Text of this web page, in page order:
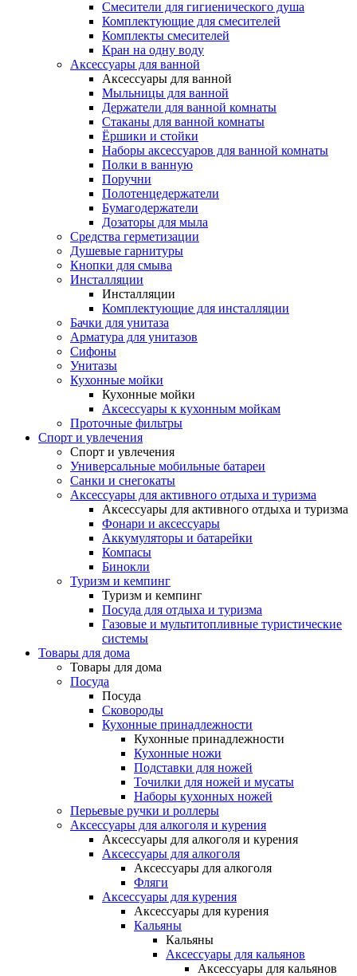
Смесители для гигиенического душа
Комплектующие для смесителей
Комплекты смесителей
Кран на одну воду
Аксессуары для ванной
Аксессуары для ванной
Мыльницы для ванной
Держатели для ванной комнаты
Стаканы для ванной комнаты
Ёршики и стойки
Наборы аксессуаров для ванной комнаты
Полки в ванную
Поручни
Полотенцедержатели
Бумагодержатели
Дозаторы для мыла
Средства герметизации
Душевые гарнитуры
Кнопки для смыва
Инсталляции
Инсталляции
Комплектующие для инсталляции
Бачки для унитаза
Арматура для унитазов
Сифоны
Унитазы
Кухонные мойки
Кухонные мойки
Аксессуары к кухонным мойкам
Проточные фильтры
Спорт и увлечения
Спорт и увлечения
Универсальные мобильные батареи
Санки и снегокаты
Аксессуары для активного отдыха и туризма
Аксессуары для активного отдыха и туризма
Фонари и аксессуары
Аккумуляторы и батарейки
Компасы
Бинокли
Туризм и кемпинг
Туризм и кемпинг
Посуда для отдыха и туризма
Газовые и мультитопливные туристические
системы
Товары для дома
Товары для дома
Посуда
Посуда
Сковороды
Кухонные принадлежности
Кухонные принадлежности
Кухонные ножи
Подставки для ножей
Точилки для ножей и мусаты
Наборы кухонных ножей
Перьевые ручки и роллеры
Аксессуары для алкоголя и курения
Аксессуары для алкоголя и курения
Аксессуары для алкоголя
Аксессуары для алкоголя
Фляги
Аксессуары для курения
Аксессуары для курения
Кальяны
Кальяны
Аксессуары для кальянов
Аксессуары для кальянов